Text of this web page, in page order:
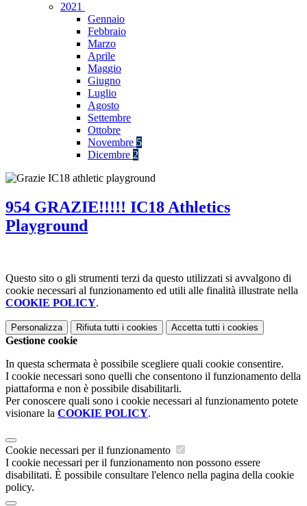
2021
Gennaio
Febbraio
Marzo
Aprile
Maggio
Giugno
Luglio
Agosto
Settembre
Ottobre
Novembre 5
Dicembre 2
954 GRAZIE!!!!! IC18 Athletics
Playground
Questo sito o gli strumenti terzi da questo utilizzati si avvalgono di
cookie necessari al funzionamento ed utili alle finalità illustrate nella
COOKIE POLICY.
Personalizza Rifiuta tutti i cookies Accetta tutti i cookies
Gestione cookie
In questa schermata è possibile scegliere quali cookie consentire.
I cookie necessari sono quelli che consentono il funzionamento della
piattaforma e non è possibile disabilitarli.
Per conoscere quali sono i cookie necessari al funzionamento potete
visionare la COOKIE POLICY.
Cookie necessari per il funzionamento
I cookie necessari per il funzionamento non possono essere
disabilitati. È possibile consultare l'elenco nella pagina della cookie
policy.